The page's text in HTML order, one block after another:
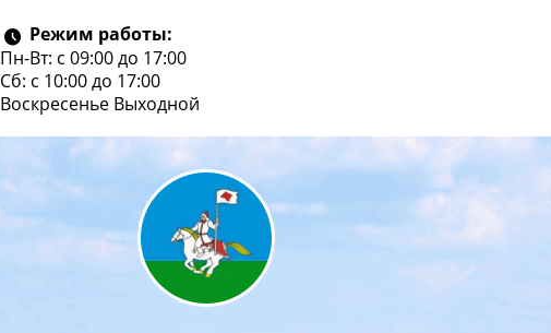
Режим работы:
Пн-Вт: с 09:00 до 17:00
Сб: с 10:00 до 17:00
Воскресенье Выходной